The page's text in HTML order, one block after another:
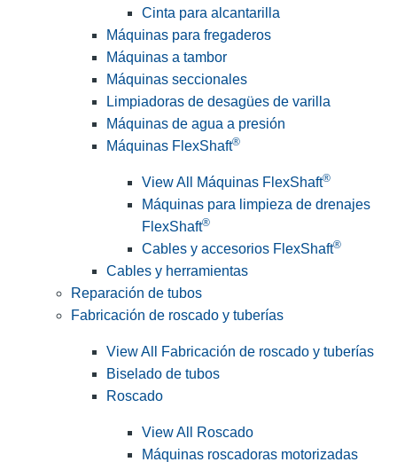
Cinta para alcantarilla
Máquinas para fregaderos
Máquinas a tambor
Máquinas seccionales
Limpiadoras de desagües de varilla
Máquinas de agua a presión
Máquinas FlexShaft®
View All Máquinas FlexShaft®
Máquinas para limpieza de drenajes
FlexShaft®
Cables y accesorios FlexShaft®
Cables y herramientas
Reparación de tubos
Fabricación de roscado y tuberías
View All Fabricación de roscado y tuberías
Biselado de tubos
Roscado
View All Roscado
Máquinas roscadoras motorizadas